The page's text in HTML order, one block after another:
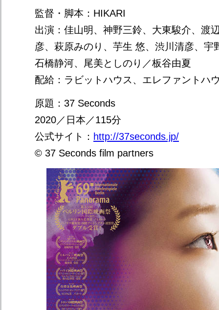
監督・脚本：HIKARI
出演：佳山明、神野三鈴、大東駿介、渡
彦、萩原みのり、芋生 悠、渋川清彦、宇
石橋静河、尾美としのり／板谷由夏
配給：ラビットハウス、エレファントハ
原題：37 Seconds
2020／日本／115分
公式サイト： http://37seconds.jp/
© 37 Seconds film partners